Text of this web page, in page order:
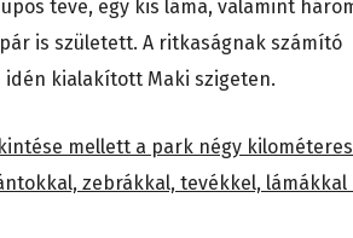
teve, egy kis láma, valamint
is született. A ritkaságnak számító
kialakított Maki szigeten.
mellett a park négy kilométeres
zebrákkal, tevékkel, lámákkal